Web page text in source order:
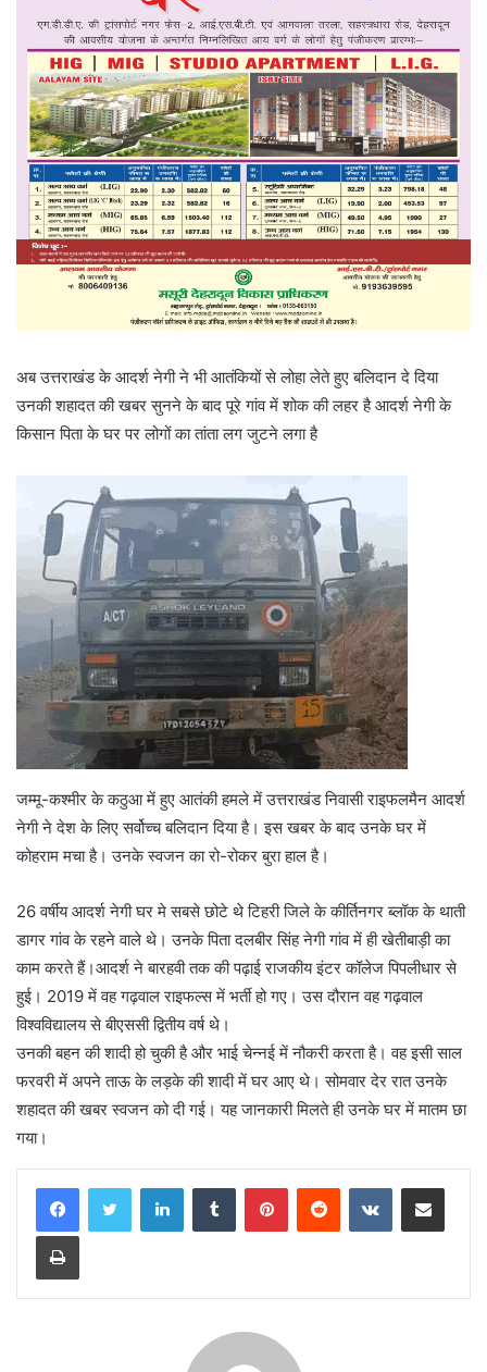
अब उत्तराखंड के आदर्श नेगी ने भी आतंकियों से लोहा लेते हुए बलिदान दे दिया
उनकी शहादत की खबर सुनने के बाद पूरे गांव में शोक की लहर है आदर्श नेगी के
किसान पिता के घर पर लोगों का तांता लग जुटने लगा है
जम्मू-कश्मीर के कठुआ में हुए आतंकी हमले में उत्तराखंड निवासी राइफलमैन आदर्श
नेगी ने देश के लिए सर्वोच्च बलिदान दिया है। इस खबर के बाद उनके घर में
कोहराम मचा है। उनके स्वजन का रो-रोकर बुरा हाल है।
26 वर्षीय आदर्श नेगी घर मे सबसे छोटे थे टिहरी जिले के कीर्तिनगर ब्लॉक के थाती
डागर गांव के रहने वाले थे। उनके पिता दलबीर सिंह नेगी गांव में ही खेतीबाड़ी का
काम करते हैं।आदर्श ने बारहवी तक की पढ़ाई राजकीय इंटर कॉलेज पिपलीधार से
हुई। 2019 में वह गढ़वाल राइफल्स में भर्ती हो गए। उस दौरान वह गढ़वाल
विश्वविद्यालय से बीएससी द्वितीय वर्ष थे।
उनकी बहन की शादी हो चुकी है और भाई चेन्नई में नौकरी करता है। वह इसी साल
फरवरी में अपने ताऊ के लड़के की शादी में घर आए थे। सोमवार देर रात उनके
शहादत की खबर स्वजन को दी गई। यह जानकारी मिलते ही उनके घर में मातम छा
गया।
LinkedInTumblr PinterestReddit VKontakteShare via Email
Print